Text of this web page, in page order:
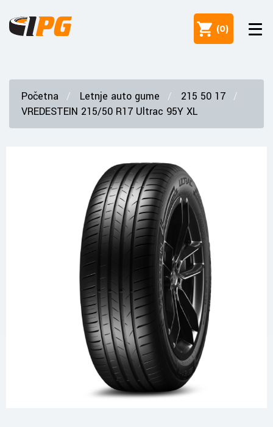
(0)
Početna Letnje auto gume
215 50 17
VREDESTEIN 215/50 R17 Ultrac 95Y XL